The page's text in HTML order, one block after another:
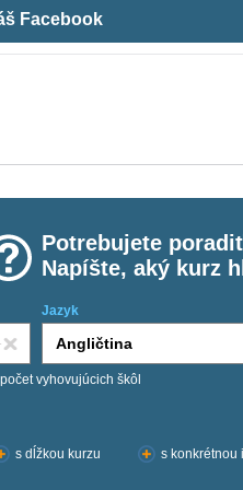
Facebook
Potrebujete
Napíšte, aký kurz
Jazyk
vyhovujúcich škôl
s dĺžkou kurzu s konkrétnou